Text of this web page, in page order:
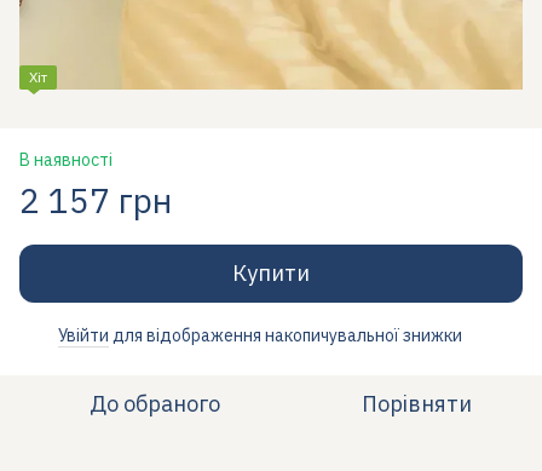
Хіт
В наявності
2 157 грн
Купити
Увійти для відображення накопичувальної знижки
До обраного Порівняти